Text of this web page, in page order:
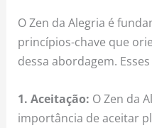
O Zen da Alegria é
princípios-chave que
dessa abordagem.
1. Aceitação: O Zen da
importância de aceitar